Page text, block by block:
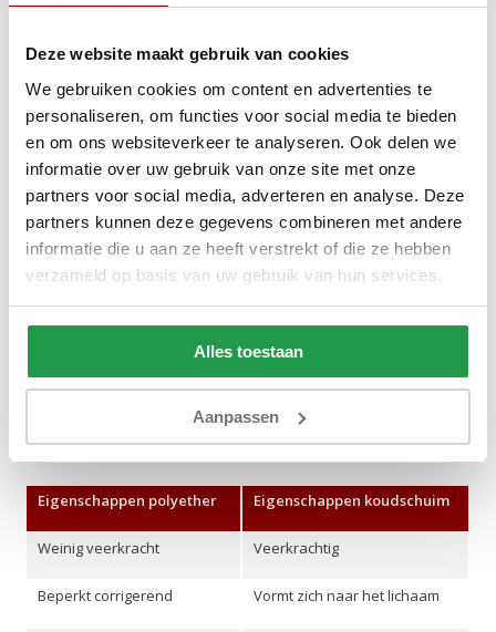
Deze website maakt gebruik van cookies
We gebruiken cookies om content en advertenties te
personaliseren, om functies voor social media te bieden
en om ons websiteverkeer te analyseren. Ook delen we
informatie over uw gebruik van onze site met onze
partners voor social media, adverteren en analyse. Deze
partners kunnen deze gegevens combineren met andere
informatie die u aan ze heeft verstrekt of die ze hebben
verzameld op basis van uw gebruik van hun services.
Alles toestaan
Aanpassen
Daarnaast houdt koudschuim weinig warmte vast, waardoor het
een fijne optie is voor mensen die het snel warm hebben. Het is
dan ook niet voor niets een populaire keuze.
Ben je benieuwd naar de exacte eigenschappen en voor- en
nadelen van koudschuim? Lees dan onze blog ‘Wat is een
koudschuim matras?’.
De belangrijkste verschillen tussen polyether en
verschillen nog duidelijker te maken hebben we de belangrijkste
eigenschappen hieronder op een rijtje gezet. Zo weet je precies
Eigenschappen polyether Eigenschappen koudschuim
Weinig veerkracht Veerkrachtig
Beperkt corrigerend Vormt zich naar het lichaam